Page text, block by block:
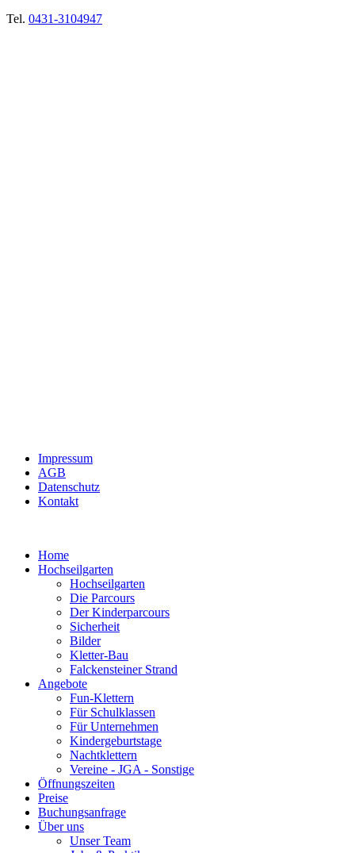
Tel. 0431-3104947
Impressum
AGB
Datenschutz
Kontakt
Home
Hochseilgarten
Hochseilgarten
Die Parcours
Der Kinderparcours
Sicherheit
Bilder
Kletter-Bau
Falckensteiner Strand
Angebote
Fun-Klettern
Für Schulklassen
Für Unternehmen
Kindergeburtstage
Nachtklettern
Vereine - JGA - Sonstige
Öffnungszeiten
Preise
Buchungsanfrage
Über uns
Unser Team